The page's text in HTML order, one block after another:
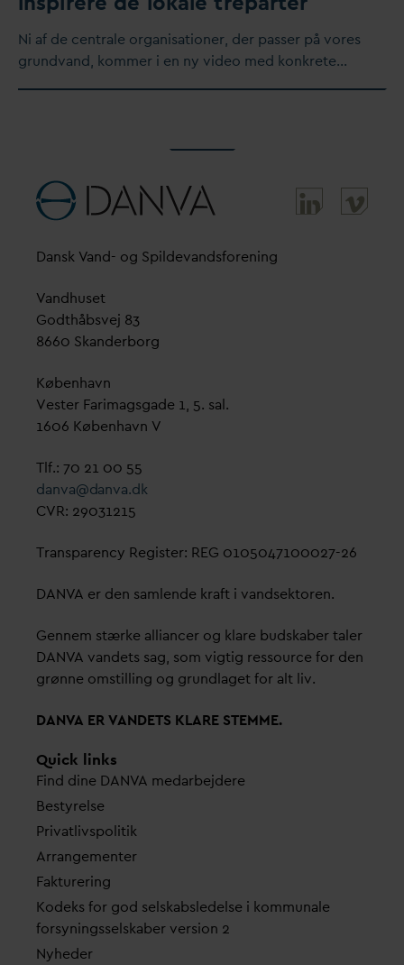
​Ni af de centrale organisationer, der passer på vores
grundvand, kommer i en ny video med konkrete…
Dansk Vand- og Spildevandsforening
Vandhuset
Godthåbsvej 83
8660 Skanderborg
København
Vester Farimagsgade 1, 5. sal.
1606 København V
Tlf.: 70 21 00 55
danva@danva.dk
CVR: 29031215
Transparency Register: REG 0105047100027-26
DANVA er den samlende kraft i vandsektoren.
Gennem stærke alliancer og klare budskaber taler
DANVA vandets sag, som vigtig ressource for den
grønne omstilling og grundlaget for alt liv.
DANVA ERVANDETS KLARE STEMME.
Quick links
Find dine DANVA medarbejdere
Bestyrelse
Privatlivspolitik
Arrangementer
Fakturering
Kodeks for god selskabsledelse i kommunale
forsyningsselskaber version 2
Nyheder